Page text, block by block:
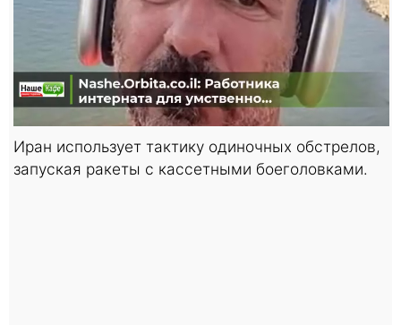
Иран использует тактику одиночных обстрелов,
запуская ракеты с кассетными боеголовками.